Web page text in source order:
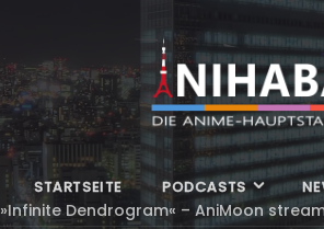
STARTSEITE PODCASTS
»Infinite Dendrogram« – AniMoon